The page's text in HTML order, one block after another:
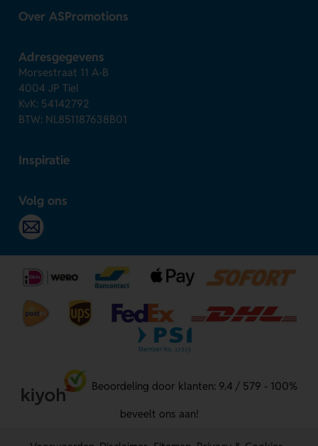
Over ASPromotions
Adresgegevens
Morsestraat 11 A-B
4004 JP Tiel
KvK: 54142792
BTW: NL851187638B01
Inspiratie
Volg ons
Beoordeling door klanten: 9.4 / 579 - 100%
beveelt ons aan!